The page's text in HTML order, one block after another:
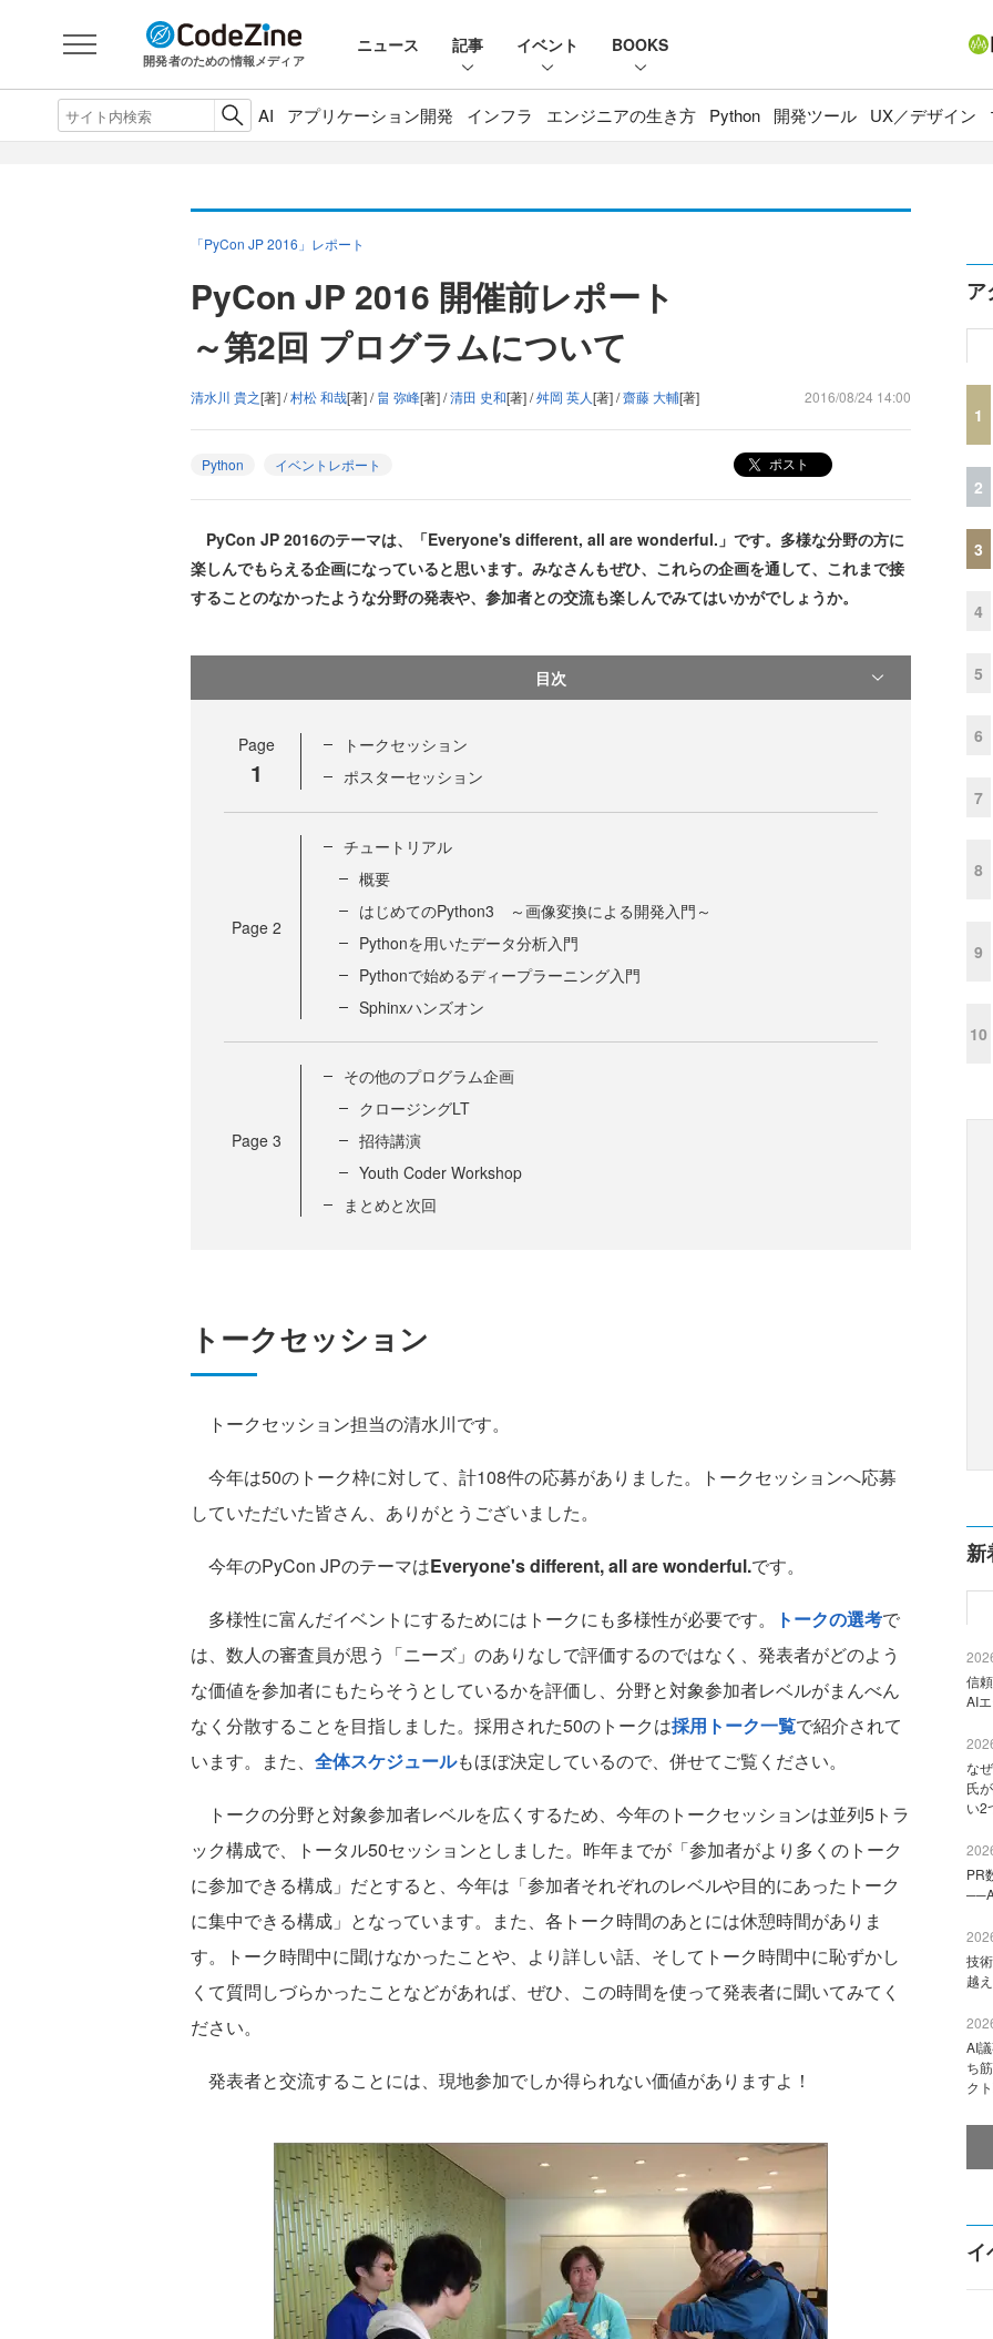
開発者のための情報メディア
ニュース 記事 イベント BOOKS
AI アプリケーション開発 インフラ エンジニアの生き方 Python 開発ツール UX／デザイン
「PyCon JP 2016」レポート
PyCon JP 2016 開催前レポート
～第2回 プログラムについて
清水川 貴之[著] /村松 和哉[著] /畠 弥峰[著] /清田 史和[著] /舛岡 英人[著] /齋藤 大輔[著] 2016/08/24 14:00
Python イベントレポート ポスト
PyCon JP 2016のテーマは、「Everyone's different, all are wonderful.」です。多様な分野の方に
楽しんでもらえる企画になっていると思います。みなさんもぜひ、これらの企画を通して、これまで接
することのなかったような分野の発表や、参加者との交流も楽しんでみてはいかがでしょうか。
目次
Page
1
トークセッション
ポスターセッション
Page 2
チュートリアル
概要
はじめてのPython3 ～画像変換による開発入門～
Pythonを用いたデータ分析入門
Pythonで始めるディープラーニング入門
Sphinxハンズオン
Page 3
その他のプログラム企画
クロージングLT
招待講演
Youth Coder Workshop
まとめと次回
トークセッション
トークセッション担当の清水川です。
今年は50のトーク枠に対して、計108件の応募がありました。トークセッションへ応募
していただいた皆さん、ありがとうございました。
今年のPyCon JPのテーマはEveryone's different, all are wonderful.です。
多様性に富んだイベントにするためにはトークにも多様性が必要です。 トークの選考で
は、数人の審査員が思う「ニーズ」のありなしで評価するのではなく、発表者がどのよう
な価値を参加者にもたらそうとしているかを評価し、分野と対象参加者レベルがまんべん
なく分散することを目指しました。採用された50のトークは採用トーク一覧で紹介されて
います。また、 全体スケジュールもほぼ決定しているので、併せてご覧ください。
トークの分野と対象参加者レベルを広くするため、今年のトークセッションは並列5トラ
ック構成で、トータル50セッションとしました。昨年までが「参加者がより多くのトーク
に参加できる構成」だとすると、今年は「参加者それぞれのレベルや目的にあったトーク
に集中できる構成」となっています。また、各トーク時間のあとには休憩時間がありま
す。トーク時間中に聞けなかったことや、より詳しい話、そしてトーク時間中に恥ずかし
くて質問しづらかったことなどがあれば、ぜひ、この時間を使って発表者に聞いてみてく
ださい。
発表者と交流することには、現地参加でしか得られない価値がありますよ！
ア
1
2
3
4
5
6
7
8
9
10
新
信
AI
な
氏
い2
PR
技
越
AI
ち
ク
イ